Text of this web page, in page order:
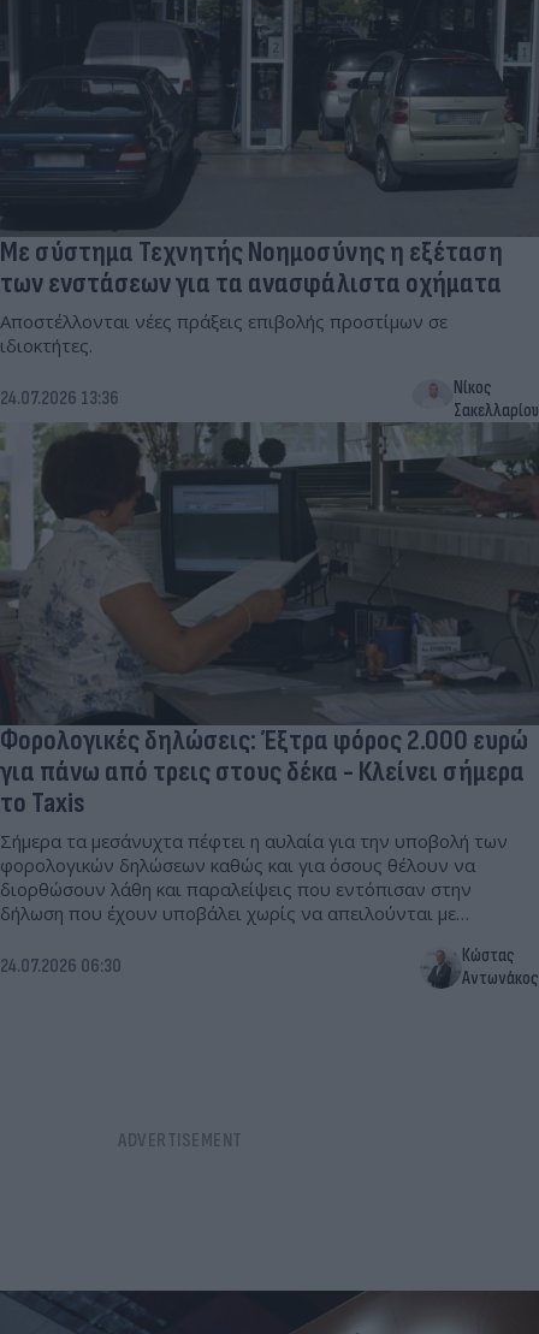
Με σύστημα Τεχνητής Νοημοσύνης η εξέταση
των ενστάσεων για τα ανασφάλιστα οχήματα
Αποστέλλονται νέες πράξεις επιβολής προστίμων σε
ιδιοκτήτες.
24.07.2026 13:36
Νίκος
Σακελλαρίου
Φορολογικές δηλώσεις: Έξτρα φόρος 2.000 ευρώ
για πάνω από τρεις στους δέκα - Κλείνει σήμερα
το Taxis
Σήμερα τα μεσάνυχτα πέφτει η αυλαία για την υποβολή των
φορολογικών δηλώσεων καθώς και για όσους θέλουν να
διορθώσουν λάθη και παραλείψεις που εντόπισαν στην
δήλωση που έχουν υποβάλει χωρίς να απειλούνται με
24.07.2026 06:30
Κώστας
Αντωνάκος